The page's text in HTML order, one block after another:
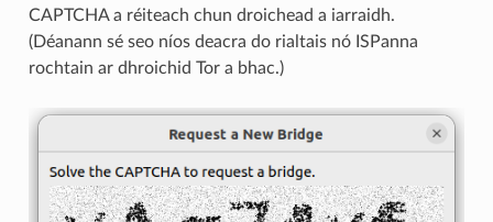
CAPTCHA a réiteach chun droichead a iarraidh.
(Déanann sé seo níos deacra do rialtais nó ISPanna
rochtain ar dhroichid Tor a bhac.)